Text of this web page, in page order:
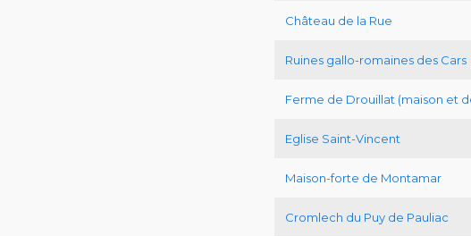
Château de la Rue
Ruines gallo-romaines des Cars
Ferme de Drouillat (maison et
Eglise Saint-Vincent
Maison-forte de Montamar
Cromlech du Puy de Pauliac